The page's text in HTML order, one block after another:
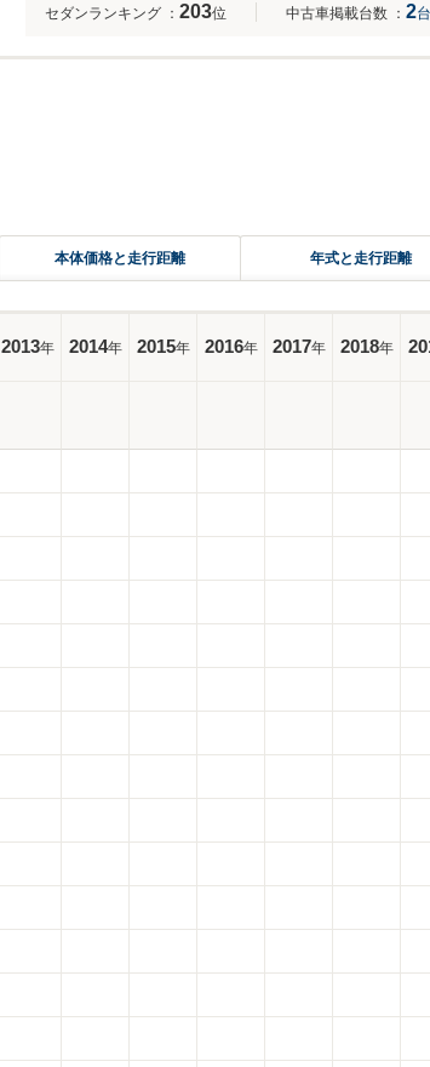
セダンランキング ： 203位 中古車掲載台数 ： 2台
本体価格と走行距離 年式と走行距離
2013年 2014年 2015年 2016年 2017年 2018年